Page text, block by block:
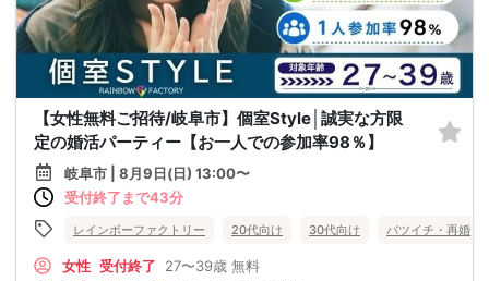
【女性無料ご招待/岐阜市】個室Style│誠実な方限
定の婚活パーティー【お一人での参加率98％】
岐阜市 | 8月9日(日) 13:00〜
受付終了まで43分
レインボーファクトリー 20代向け 30代向け バツイチ・再婚
女性 受付終了 27〜39歳 無料